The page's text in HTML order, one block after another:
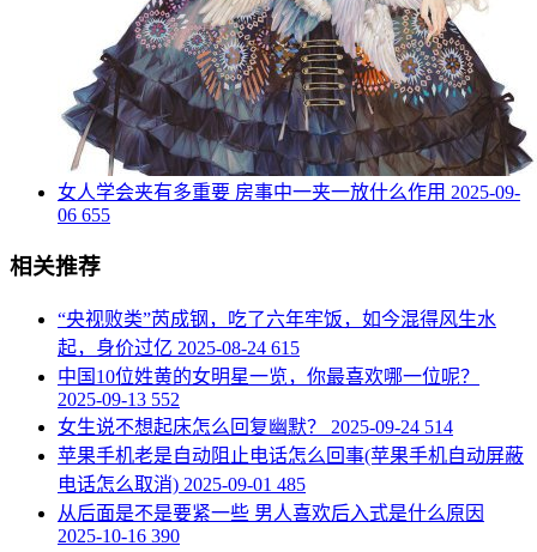
​女人学会夹有多重要 房事中一夹一放什么作用 2025-09-
06 655
相关推荐
​“央视败类”芮成钢，吃了六年牢饭，如今混得风生水
起，身价过亿 2025-08-24 615
​中国10位姓黄的女明星一览，你最喜欢哪一位呢？
2025-09-13 552
​女生说不想起床怎么回复幽默？
2025-09-24 514
​苹果手机老是自动阻止电话怎么回事(苹果手机自动屏蔽
电话怎么取消) 2025-09-01 485
​从后面是不是要紧一些 男人喜欢后入式是什么原因
2025-10-16 390